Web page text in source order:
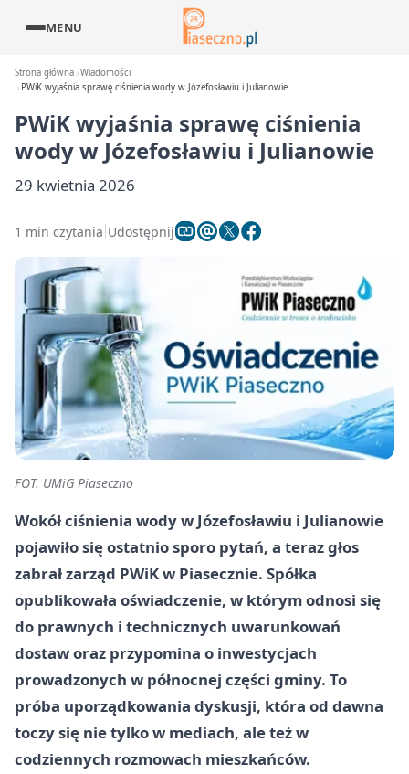
MENU
Strona główna Wiadomości
PWiK wyjaśnia sprawę ciśnienia wody w Józefosławiu i Julianowie
PWiK wyjaśnia sprawę ciśnienia
wody w Józefosławiu i Julianowie
29 kwietnia 2026
1 min czytania Udostępnij
FOT. UMiG Piaseczno
Wokół ciśnienia wody w Józefosławiu i Julianowie
pojawiło się ostatnio sporo pytań, a teraz głos
zabrał zarząd PWiK w Piasecznie. Spółka
opublikowała oświadczenie, w którym odnosi się
do prawnych i technicznych uwarunkowań
dostaw oraz przypomina o inwestycjach
prowadzonych w północnej części gminy. To
próba uporządkowania dyskusji, która od dawna
toczy się nie tylko w mediach, ale też w
codziennych rozmowach mieszkańców.